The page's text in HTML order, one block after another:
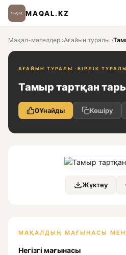
MAQAL.KZ
Мақал-мәтелдер ›Ағайын туралы ›
АҒАЙЫН ТУРАЛЫ · БІРЛІК ТУРАЛЫ
Тамыр тартқан
0Ұнайды Көшіру
Жүктеу
МАҚАЛДЫҢ МАҒЫНАСЫ МЕН
Негізгі мағынасы